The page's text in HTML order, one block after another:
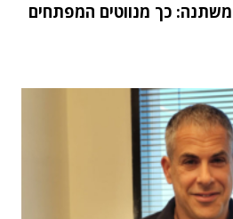
כך מנווטים המפתחים